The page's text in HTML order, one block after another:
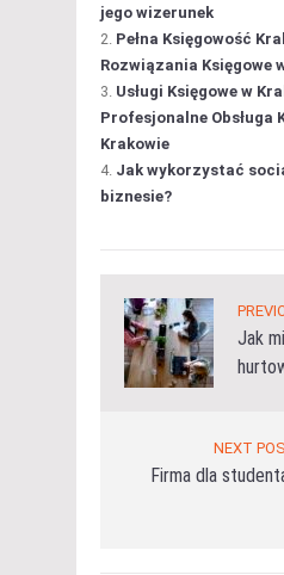
jego wizerunek
Pełna Księgowość
Rozwiązania Księgowe
Usługi Księgowe w
Profesjonalne Obsługa
Krakowie
Jak wykorzystać
biznesie?
Jak
NEXT
Firma dla